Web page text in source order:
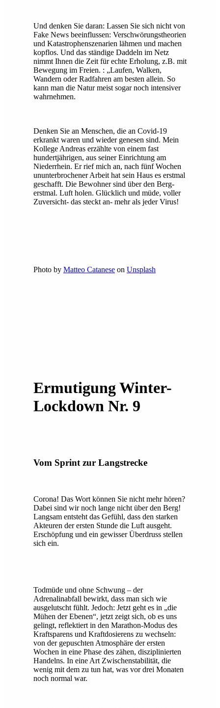
Und denken Sie daran: Lassen Sie sich nicht von
Fake News beeinflussen: Verschwörungstheorien
und Katastrophenszenarien lähmen und machen
kopflos. Und das ständige Daddeln im Netz
nimmt Ihnen die Zeit für echte Erholung, z.B. mit
Bewegung im Freien. : „Laufen, Walken,
Wandern oder Radfahren am besten allein. So
kann man die Natur meist sogar noch intensiver
wahrnehmen.
Denken Sie an Menschen, die an Covid-19
erkrankt waren und wieder genesen sind. Mein
Kollege Andreas erzählte von einem fast
hundertjährigen, aus seiner Einrichtung am
Niederrhein. Er rief mich an, nach fünf Wochen
ununterbrochener Arbeit hat sein Haus es erstmal
geschafft. Die Bewohner sind über den Berg-
erstmal. Luft holen. Glücklich und müde, voller
Zuversicht- das steckt an- mehr als jeder Virus!
Photo by Matteo Catanese on Unsplash
Ermutigung Winter-
Lockdown Nr. 9
Vom Sprint zur Langstrecke
Corona! Das Wort können Sie nicht mehr hören?
Dabei sind wir noch lange nicht über den Berg!
Langsam entsteht das Gefühl, dass den starken
Akteuren der ersten Stunde die Luft ausgeht.
Erschöpfung und ein gewisser Überdruss stellen
sich ein.
Todmüde und ohne Schwung – der
Adrenalinabfall bewirkt, dass man sich wie
ausgelutscht fühlt. Jedoch: Jetzt geht es in „die
Mühen der Ebenen“, jetzt zeigt sich, ob es uns
gelingt, reflektiert in den Marathon-Modus des
Kraftsparens und Kraftdosierens zu wechseln:
von der gepuschten Atmosphäre der ersten
Wochen in eine Phase des zähen, disziplinierten
Handelns. In eine Art Zwischenstabilität, die
wenig mit dem zu tun hat, was vor drei Monaten
noch normal war.